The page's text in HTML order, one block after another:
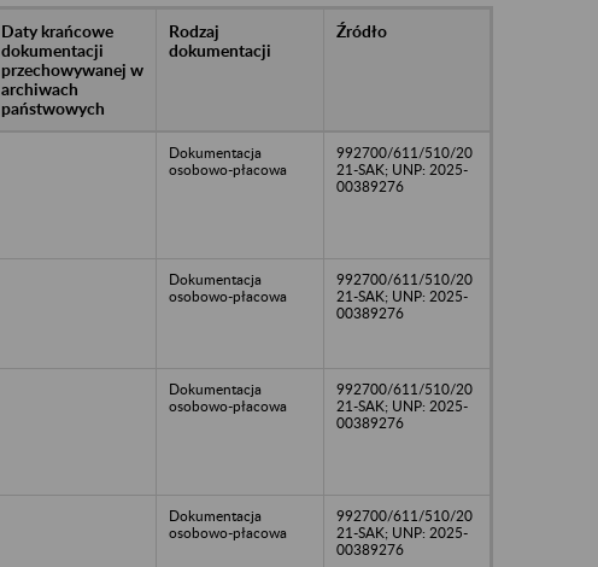
Daty krańcowe
dokumentacji
przechowywanej w
archiwach
państwowych
Rodzaj
dokumentacji
Źródło
Dokumentacja
osobowo-płacowa
992700/611/510/20
21-SAK; UNP: 2025-
00389276
Dokumentacja
osobowo-płacowa
992700/611/510/20
21-SAK; UNP: 2025-
00389276
Dokumentacja
osobowo-płacowa
992700/611/510/20
21-SAK; UNP: 2025-
00389276
Dokumentacja
osobowo-płacowa
992700/611/510/20
21-SAK; UNP: 2025-
00389276